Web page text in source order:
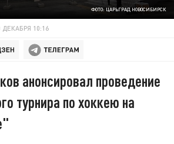
ФОТО: ЦАРЬГРАД НОВОСИБИРСК
ДЕКАБРЯ 10:16
анонсировал проведение
турнира по хоккею на